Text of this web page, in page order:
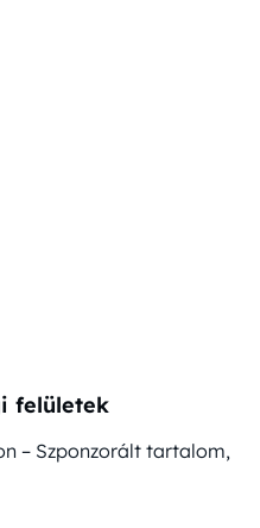
felületek
– Szponzorált tartalom,